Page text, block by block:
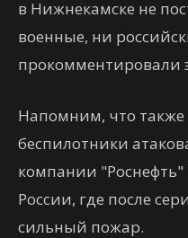
в Нижнекамске не
военные, ни
прокомментировали
Напомним, что
беспилотники
компании "Роснефть"
России, где после
сильный пожар.